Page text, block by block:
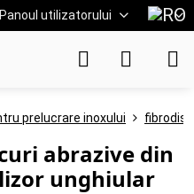
Panoul utilizatorului
prelucrare inoxului
abrazive din
unghiular